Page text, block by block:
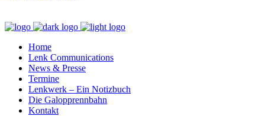
Home
Lenk Communications
News & Presse
Termine
Lenkwerk – Ein Notizbuch
Die Galopprennbahn
Kontakt